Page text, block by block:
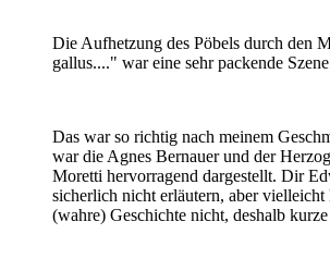
Die Aufhetzung des Pöbels durch den
gallus...." war eine sehr packende
Das war so richtig nach meinem
war die Agnes Bernauer und der
Moretti hervorragend dargestellt. Dir
sicherlich nicht erläutern, aber vielleicht
(wahre) Geschichte nicht, deshalb